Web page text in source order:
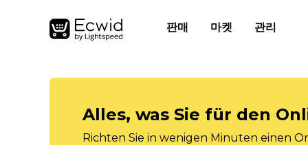
판매 마켓 관리
Alles, was Sie für den
Richten Sie in wenigen Minuten einen